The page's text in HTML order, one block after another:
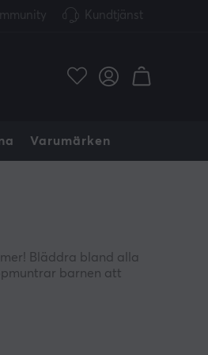
Kundtjänst
Varumärken
Bläddra bland alla
barnen att